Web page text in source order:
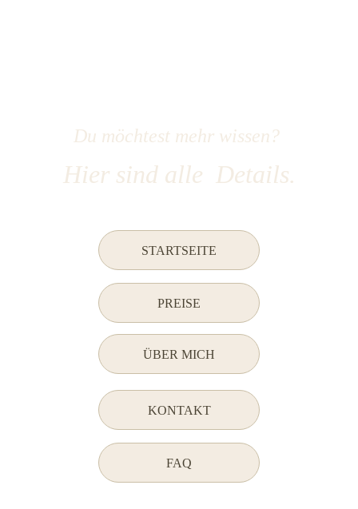
Du möchtest mehr wissen?
Hier sind alle  Details.
ÜBER MICH
PREISE
KONTAKT
FAQ
STARTSEITE